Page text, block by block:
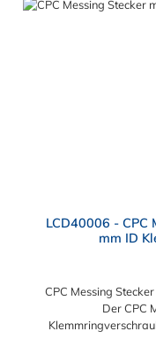
LCD40006 - CPC
mm ID
CPC Messing
Der CPC